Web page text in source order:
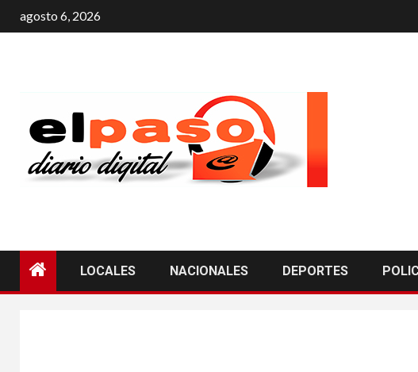
agosto 6, 2026
LOCALES NACIONALES DEPORTES